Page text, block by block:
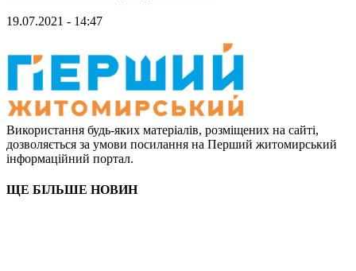
19.07.2021 - 14:47
Використання будь-яких матеріалів, розміщених на сайті,
дозволяється за умови посилання на Перший житомирський
інформаційний портал.
ЩЕ БІЛЬШЕ НОВИН